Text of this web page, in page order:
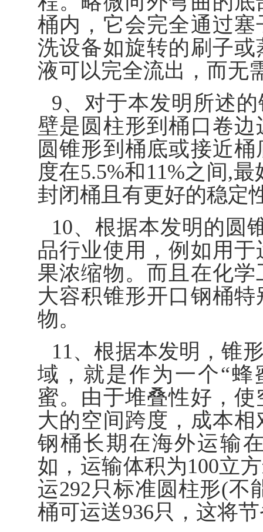
桶内，它会完全通过
洗设备如旋转的刷子
液可以完全流出，而无
9、对于本发明所述
壁是圆柱形到桶口卷
圆锥形到桶底或接近
度在5.5%和11%之间,
封闭桶且有更好的稳定
10、根据本发明的圆
品行业使用，例如用
果浓缩物。而且在化
大容积锥形开口钢桶
物。
11、根据本发明，锥
域，就是作为一个“
蜜。由于堆叠性好，
大的空间跨度，成本
钢桶长期在海外运输
如，运输体积为100立
运292只标准圆柱形(不
桶可运送936只，这将